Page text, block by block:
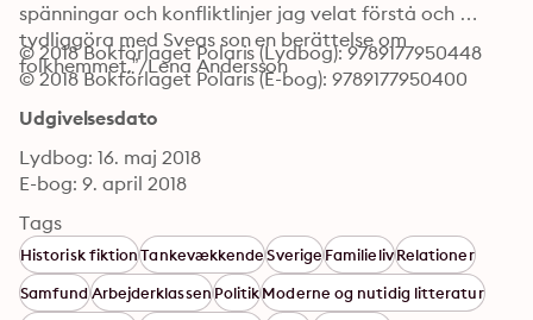
spänningar och konfliktlinjer jag velat förstå och
tydliggöra med Sveas son en berättelse om
folkhemmet.”/Lena Andersson
© 2018 Bokförlaget Polaris (Lydbog): 9789177950448
© 2018 Bokförlaget Polaris (E-bog): 9789177950400
Udgivelsesdato
Lydbog: 16. maj 2018
E-bog: 9. april 2018
Tags
Historisk fiktionTankevækkendeSverigeFamilielivRelationer
SamfundArbejderklassenPolitikModerne og nutidig litteratur